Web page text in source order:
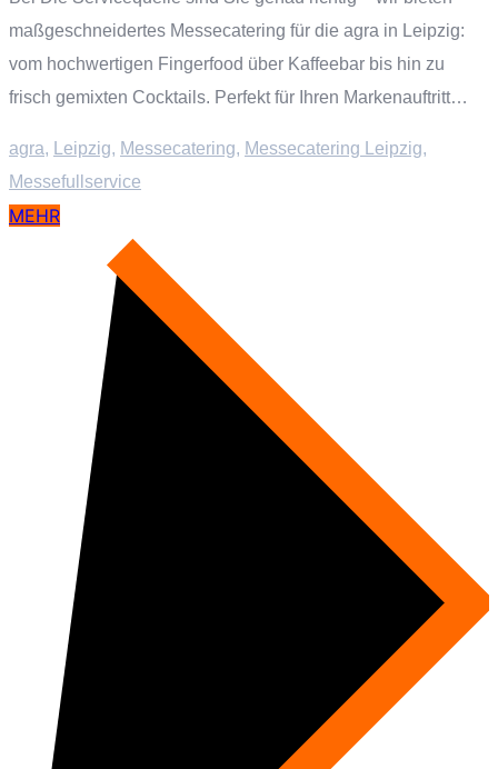
maßgeschneidertes Messecatering für die agra in Leipzig:
vom hochwertigen Fingerfood über Kaffeebar bis hin zu
frisch gemixten Cocktails. Perfekt für Ihren Markenauftritt…
agra, Leipzig, Messecatering, Messecatering Leipzig,
Messefullservice
MEHR